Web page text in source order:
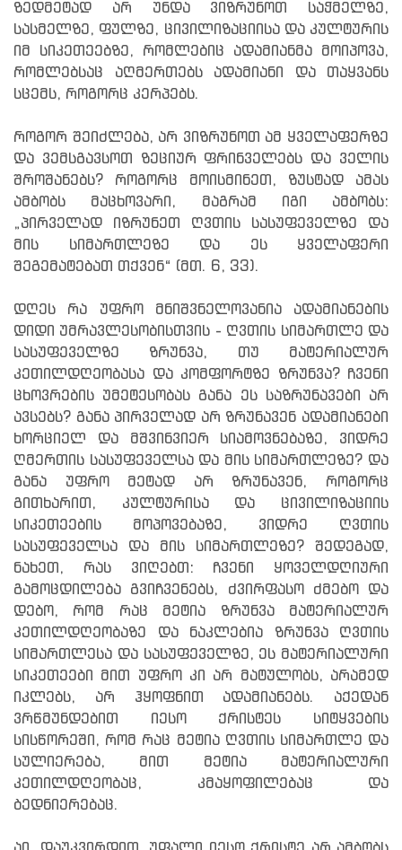
ზედმეტად არ უნდა ვიზრუნოთ საჭმელზე,
სასმელზე, ფულზე, ცივილიზაციისა და კულტურის
იმ სიკეთეებზე, რომლებიც ადამიანმა მოიპოვა,
რომლებსაც აღმერთებს ადამიანი და თაყვანს
სცემს, როგორც კერპებს.
როგორ შეიძლება, არ ვიზრუნოთ ამ ყველაფერზე
და ვემსგავსოთ ზეციურ ფრინველებს და ველის
შროშანებს? როგორც მოისმინეთ, ზუსტად ამას
ამბობს მაცხოვარი, მაგრამ იგი ამბობს:
„პირველად იზრუნეთ ღვთის სასუფეველზე და
მის სიმართლეზე და ეს ყველაფერი
შეგემატებათ თქვენ“ (მთ. 6, 33).
დღეს რა უფრო მნიშვნელოვანია ადამიანების
დიდი უმრავლესობისთვის - ღვთის სიმართლე და
სასუფეველზე ზრუნვა, თუ მატერიალურ
კეთილდღეობასა და კომფორტზე ზრუნვა? ჩვენი
ცხოვრების უმეტესობას განა ეს საზრუნავები არ
ავსებს? განა პირველად არ ზრუნავენ ადამიანები
ხორციელ და მშვინვიერ სიამოვნებაზე, ვიდრე
ღმერთის სასუფეველსა და მის სიმართლეზე? და
განა უფრო მეტად არ ზრუნავენ, როგორც
გითხარით, კულტურისა და ცივილიზაციის
სიკეთეების მოპოვებაზე, ვიდრე ღვთის
სასუფეველსა და მის სიმართლეზე? შედეგად,
ნახეთ, რას ვიღებთ: ჩვენი ყოველდღიური
გამოცდილება გვიჩვენებს, ძვირფასო ძმებო და
დებო, რომ რაც მეტია ზრუნვა მატერიალურ
კეთილდღეობაზე და ნაკლებია ზრუნვა ღვთის
სიმართლესა და სასუფეველზე, ეს მატერიალური
სიკეთეები მით უფრო კი არ მატულობს, არამედ
იკლებს, არ ჰყოფნით ადამიანებს. აქედან
ვრწმუნდებით იესო ქრისტეს სიტყვების
სისწორეში, რომ რაც მეტია ღვთის სიმართლე და
სულიერება, მით მეტია მატერიალური
კეთილდღეობაც, კმაყოფილებაც და
ბედნიერებაც.